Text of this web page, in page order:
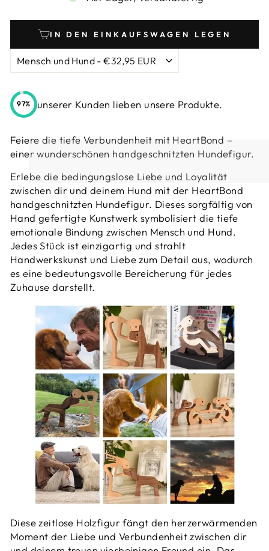
IN DEN EINKAUFSWAGEN LEGEN
97% unserer Kunden lieben unsere Produkte.
Feiere die tiefe Verbundenheit mit HeartBond –
einer wunderschönen handgeschnitzten Hundefigur.
Erlebe die bedingungslose Liebe und Loyalität
zwischen dir und deinem Hund mit der HeartBond
handgeschnitzten Hundefigur. Dieses sorgfältig von
Hand gefertigte Kunstwerk symbolisiert die tiefe
emotionale Bindung zwischen Mensch und Hund.
Jedes Stück ist einzigartig und strahlt
Handwerkskunst und Liebe zum Detail aus, wodurch
es eine bedeutungsvolle Bereicherung für jedes
Zuhause darstellt.
Diese zeitlose Holzfigur fängt den herzerwärmenden
Moment der Liebe und Verbundenheit zwischen dir